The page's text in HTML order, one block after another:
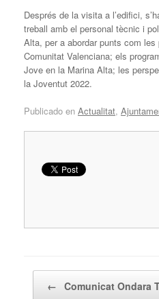
Després de la visita a l’edifici,
treball amb el personal tècnic i
Alta, per a abordar punts com
Comunitat Valenciana; els
Jove en la Marina Alta; les
la Joventut 2022.
Publicado en Actualitat,
← Comunicat Ondara